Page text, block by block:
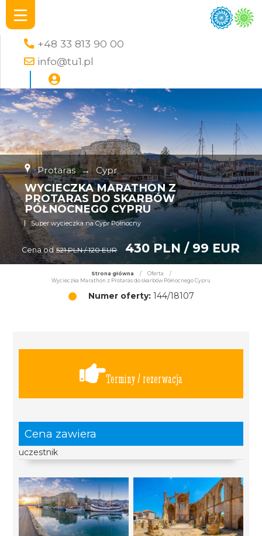
+48 33 813 90 00
info@tu1.pl
Protaras → Cypr
WYCIECZKA MARATHON Z
PROTARAS DO SKARBÓW
PÓŁNOCNEGO CYPRU
Super wycieczka na Cypr Północny
Cena od 521 PLN / 120 EUR 430 PLN / 99 EUR
Strona główna / Oferta
/
Wycieczka Marathon z Protaras do skarbów Północnego Cypru
Numer oferty:144/18107
Terminy / rezerwacja
Cena zawiera
uczestnik